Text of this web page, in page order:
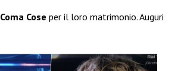
Coma Cose per il loro matrimonio. Auguri